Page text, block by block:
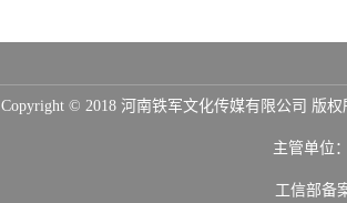
Copyright © 2018 河南铁军文化传媒有限公司 版
主管单位
工信部备